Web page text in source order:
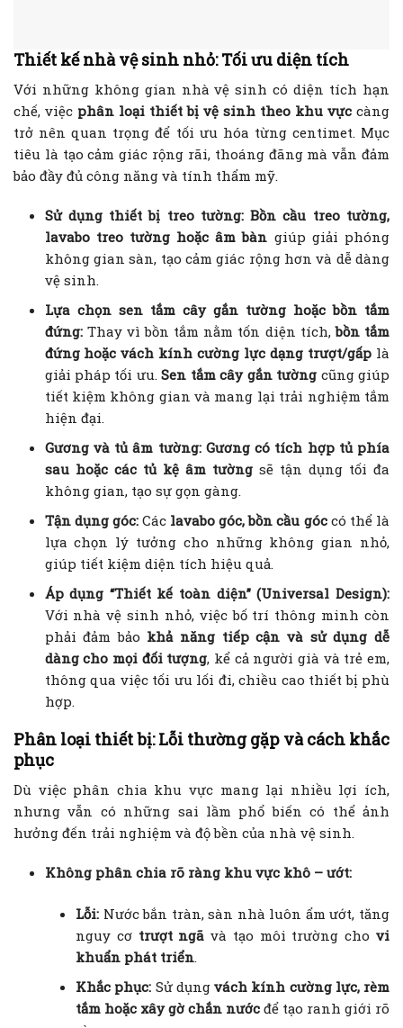
Thiết kế nhà vệ sinh nhỏ: Tối ưu diện tích
Với những không gian nhà vệ sinh có diện tích hạn
chế, việc phân loại thiết bị vệ sinh theo khu vực càng
trở nên quan trọng để tối ưu hóa từng centimet. Mục
tiêu là tạo cảm giác rộng rãi, thoáng đãng mà vẫn đảm
bảo đầy đủ công năng và tính thẩm mỹ.
Sử dụng thiết bị treo tường: Bồn cầu treo tường,
lavabo treo tường hoặc âm bàn giúp giải phóng
không gian sàn, tạo cảm giác rộng hơn và dễ dàng
vệ sinh.
Lựa chọn sen tắm cây gắn tường hoặc bồn tắm
đứng:Thay vì bồn tắm nằm tốn diện tích,bồn tắm
đứng hoặc vách kính cường lực dạng trượt/gấp là
giải pháp tối ưu.Sen tắm cây gắn tường cũng giúp
tiết kiệm không gian và mang lại trải nghiệm tắm
hiện đại.
Gương và tủ âm tường: Gương có tích hợp tủ phía
sau hoặc các tủ kệ âm tườngsẽ tận dụng tối đa
không gian, tạo sự gọn gàng.
Tận dụng góc:Các lavabo góc, bồn cầu góccó thể là
lựa chọn lý tưởng cho những không gian nhỏ,
giúp tiết kiệm diện tích hiệu quả.
Áp dụng “Thiết kế toàn diện” (Universal Design):
Với nhà vệ sinh nhỏ, việc bố trí thông minh còn
phải đảm bảo khả năng tiếp cận và sử dụng dễ
dàng cho mọi đối tượng, kể cả người già và trẻ em,
thông qua việc tối ưu lối đi, chiều cao thiết bị phù
hợp.
Phân loại thiết bị: Lỗi thường gặp và cách khắc
phục
Dù việc phân chia khu vực mang lại nhiều lợi ích,
nhưng vẫn có những sai lầm phổ biến có thể ảnh
hưởng đến trải nghiệm và độ bền của nhà vệ sinh.
Không phân chia rõ ràng khu vực khô – ướt:
Lỗi: Nước bắn tràn, sàn nhà luôn ẩm ướt, tăng
nguy cơ trượt ngã và tạo môi trường chovi
khuẩn phát triển.
Khắc phục: Sử dụng vách kính cường lực, rèm
tắm hoặc xây gờ chắn nước để tạo ranh giới rõ